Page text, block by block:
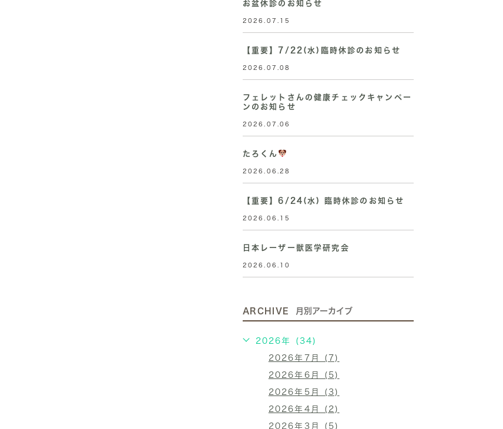
お盆休診のお知らせ
2026.07.15
【重要】7/22(水)臨時休診のお知らせ
2026.07.08
フェレットさんの健康チェックキャンペー
ンのお知らせ
2026.07.06
たろくん
2026.06.28
【重要】6/24(水) 臨時休診のお知らせ
2026.06.15
日本レーザー獣医学研究会
2026.06.10
ARCHIVE 月別アーカイブ
2026年 (34)
2026年7月 (7)
2026年6月 (5)
2026年5月 (3)
2026年4月 (2)
2026年3月 (5)